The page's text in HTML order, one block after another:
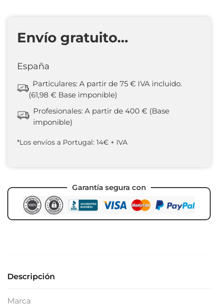
Envío gratuito…
España
Particulares: A partir de 75 € IVA incluido.
(61,98 € Base imponible)
Profesionales: A partir de 400 € (Base
imponible)
*Los envíos a Portugal: 14€ + IVA
Garantía segura con
Descripción
Marca